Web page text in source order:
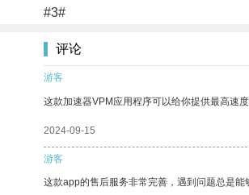
#3#
评论
游客
这款加速器VPM应用程序可以给你提供最高速
2024-09-15
游客
这款app的售后服务非常完善，遇到问题总是能